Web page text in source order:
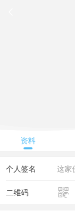
资料
这家
个人签名

二维码